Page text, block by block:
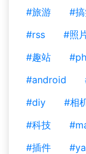
#旅游
#
#rss
#照
#趣站
#android
#diy
#相
#科技
#插件